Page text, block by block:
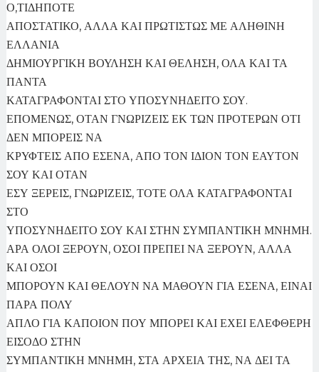
Ο,ΤΙΔΗΠΟΤΕ
ΑΠΟΣΤΑΤΙΚΟ, ΑΛΛΑ ΚΑΙ ΠΡΩΤΙΣΤΩΣ ΜΕ ΑΛΗΘΙΝΗ
ΕΛΛΑΝΙΑ
ΔΗΜΙΟΥΡΓΙΚΗ ΒΟΥΛΗΣΗ ΚΑΙ ΘΕΛΗΣΗ, ΟΛΑ ΚΑΙ ΤΑ
ΠΑΝΤΑ
ΚΑΤΑΓΡΑΦΟΝΤΑΙ ΣΤΟ ΥΠΟΣΥΝΗΔΕΙΤΟ ΣΟΥ.
ΕΠΟΜΕΝΩΣ, ΟΤΑΝ ΓΝΩΡΙΖΕΙΣ ΕΚ ΤΩΝ ΠΡΟΤΕΡΩΝ ΟΤΙ
ΔΕΝ ΜΠΟΡΕΙΣ ΝΑ
ΚΡΥΦΤΕΙΣ ΑΠΟ ΕΣΕΝΑ, ΑΠΟ ΤΟΝ ΙΔΙΟΝ ΤΟΝ ΕΑΥΤΟΝ
ΣΟΥ ΚΑΙ ΟΤΑΝ
ΕΣΥ ΞΕΡΕΙΣ, ΓΝΩΡΙΖΕΙΣ, ΤΟΤΕ ΟΛΑ ΚΑΤΑΓΡΑΦΟΝΤΑΙ
ΣΤΟ
ΥΠΟΣΥΝΗΔΕΙΤΟ ΣΟΥ ΚΑΙ ΣΤΗΝ ΣΥΜΠΑΝΤΙΚΗ ΜΝΗΜΗ.
ΑΡΑ ΟΛΟΙ ΞΕΡΟΥΝ, ΟΣΟΙ ΠΡΕΠΕΙ ΝΑ ΞΕΡΟΥΝ, ΑΛΛΑ
ΚΑΙ ΟΣΟΙ
ΜΠΟΡΟΥΝ ΚΑΙ ΘΕΛΟΥΝ ΝΑ ΜΑΘΟΥΝ ΓΙΑ ΕΣΕΝΑ, ΕΙΝΑΙ
ΠΑΡΑ ΠΟΛΥ
ΑΠΛΟ ΓΙΑ ΚΑΠΟΙΟΝ ΠΟΥ ΜΠΟΡΕΙ ΚΑΙ ΕΧΕΙ ΕΛΕΦΘΕΡΗ
ΕΙΣΟΔΟ ΣΤΗΝ
ΣΥΜΠΑΝΤΙΚΗ ΜΝΗΜΗ, ΣΤΑ ΑΡΧΕΙΑ ΤΗΣ, ΝΑ ΔΕΙ ΤΑ